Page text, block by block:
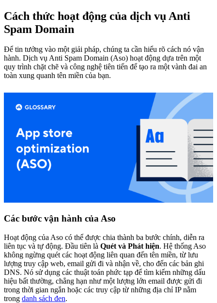
Cách thức hoạt động của dịch vụ Anti
Spam Domain
Để tin tưởng vào một giải pháp, chúng ta cần hiểu rõ cách nó vận
hành. Dịch vụ Anti Spam Domain (Aso) hoạt động dựa trên một
quy trình chặt chẽ và công nghệ tiên tiến để tạo ra một vành đai an
toàn xung quanh tên miền của bạn.
Các bước vận hành của Aso
Hoạt động của Aso có thể được chia thành ba bước chính, diễn ra
liên tục và tự động. Đầu tiên là Quét và Phát hiện. Hệ thống Aso
không ngừng quét các hoạt động liên quan đến tên miền, từ lưu
lượng truy cập web, email gửi đi và nhận về, cho đến các bản ghi
DNS. Nó sử dụng các thuật toán phức tạp để tìm kiếm những dấu
hiệu bất thường, chẳng hạn như một lượng lớn email được gửi đi
trong thời gian ngắn hoặc các truy cập từ những địa chỉ IP nằm
trong danh sách đen.